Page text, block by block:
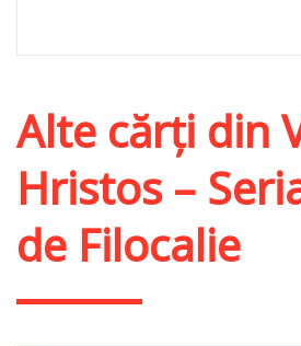
Alte cărți din
Hristos –
de Filocalie